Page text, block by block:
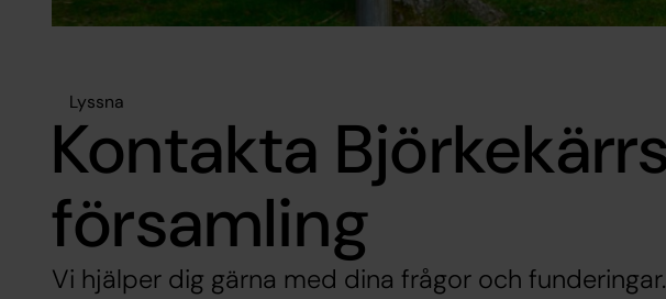
Lyssna
Kontakta
församling
Vi hjälper dig gärna med dina frågor och